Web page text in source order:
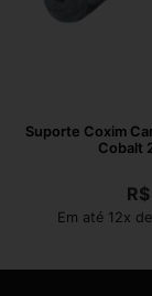
Suporte Coxim
Cobalt
R$
Em até 12x